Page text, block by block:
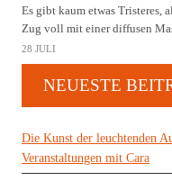
Es gibt kaum etwas Tristeres,
Zug voll mit einer diffusen
28 JULI
NEUESTE
Die Kunst der leuchtenden
Veranstaltungen mit Cara